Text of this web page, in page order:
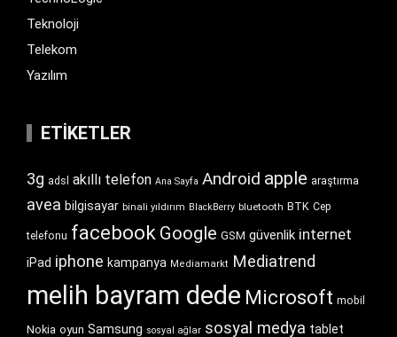
Teknoloji
Telekom
Yazılım
ETIKETLER
3g adsl akıllı telefon Ana Sayfa Android apple araştırma
avea bilgisayar binali yıldırım BlackBerry bluetooth BTK Cep
telefonu facebook Google GSM güvenlik internet
iPad iphone kampanya Mediamarkt Mediatrend
melih bayram dede Microsoft mobil
Nokia oyun Samsung sosyal ağlar sosyal medya tablet